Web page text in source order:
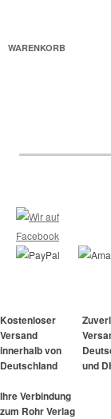
WARENKORB
Kostenloser
Versand
innerhalb von
Deutschland
Ihre Verbindung
zum Rohr Verlag
und